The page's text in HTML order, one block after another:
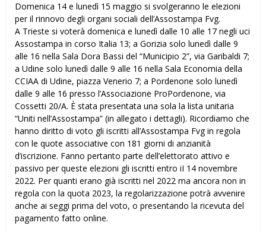
Domenica 14 e lunedì 15 maggio si svolgeranno le elezioni
per il rinnovo degli organi sociali dell’Assostampa Fvg.
A Trieste si voterà domenica e lunedì dalle 10 alle 17 negli uffici
Assostampa in corso Italia 13; a Gorizia solo lunedì dalle 9
alle 16 nella Sala Dora Bassi del “Municipio 2”, via Garibaldi 7;
a Udine solo lunedì dalle 9 alle 16 nella Sala Economia della
CCIAA di Udine, piazza Venerio 7; a Pordenone solo lunedì
dalle 9 alle 16 presso l’Associazione ProPordenone, via
Cossetti 20/A. È stata presentata una sola la lista unitaria
“Uniti nell’Assostampa” (in allegato i dettagli). Ricordiamo che
hanno diritto di voto gli iscritti all’Assostampa Fvg in regola
con le quote associative con 181 giorni di anzianità
d’iscrizione. Fanno pertanto parte dell’elettorato attivo e
passivo per queste elezioni gli iscritti entro iI 14 novembre
2022. Per quanti erano già iscritti nel 2022 ma ancora non in
regola con la quota 2023, la regolarizzazione potrà avvenire
anche ai seggi prima del voto, o presentando la ricevuta del
pagamento fatto online.